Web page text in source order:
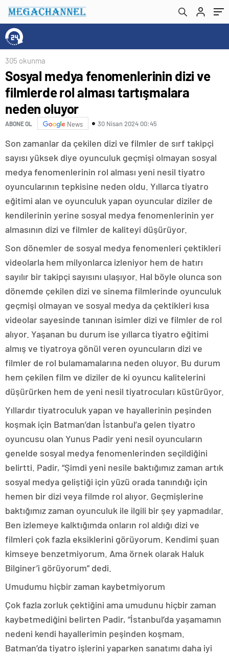
oluyor
305 okunma
Sosyal medya fenomenlerinin dizi ve
filmlerde rol alması tartışmalara
neden oluyor
ABONE OL News 30 Nisan 2024 00:45
Son zamanlar da çekilen dizi ve filmler de sırf takipçi
sayısı yüksek diye oyunculuk geçmişi olmayan sosyal
medya fenomenlerinin rol alması yeni nesil tiyatro
oyuncularının tepkisine neden oldu. Yıllarca tiyatro
eğitimi alan ve oyunculuk yapan oyuncular diziler de
kendilerinin yerine sosyal medya fenomenlerinin yer
almasının dizi ve filmler de kaliteyi düşürüyor.
Son dönemler de sosyal medya fenomenleri çektikleri
videolarla hem milyonlarca izleniyor hem de hatırı
sayılır bir takipçi sayısını ulaşıyor. Hal böyle olunca son
dönemde çekilen dizi ve sinema filmlerinde oyunculuk
geçmişi olmayan ve sosyal medya da çektikleri kısa
videolar sayesinde tanınan isimler dizi ve filmler de rol
alıyor. Yaşanan bu durum ise yıllarca tiyatro eğitimi
almış ve tiyatroya gönül veren oyuncuların dizi ve
filmler de rol bulamamalarına neden oluyor. Bu durum
hem çekilen film ve diziler de ki oyuncu kalitelerini
düşürürken hem de yeni nesil tiyatrocuları küstürüyor.
Yıllardır tiyatroculuk yapan ve hayallerinin peşinden
koşmak için Batman’dan İstanbul’a gelen tiyatro
oyuncusu olan Yunus Padir yeni nesil oyuncuların
genelde sosyal medya fenomenlerinden seçildiğini
belirtti. Padir, “Şimdi yeni nesile baktığımız zaman artık
sosyal medya geliştiği için yüzü orada tanındığı için
hemen bir dizi veya filmde rol alıyor. Geçmişlerine
baktığımız zaman oyunculuk ile ilgili bir şey yapmadılar.
Ben izlemeye kalktığımda onların rol aldığı dizi ve
filmleri çok fazla eksiklerini görüyorum. Kendimi şuan
kimseye benzetmiyorum. Ama örnek olarak Haluk
Bilginer’i görüyorum” dedi.
Umudumu hiçbir zaman kaybetmiyorum
Çok fazla zorluk çektiğini ama umudunu hiçbir zaman
kaybetmediğini belirten Padir, “İstanbul’da yaşamamın
nedeni kendi hayallerimin peşinden koşmam.
Batman’da tiyatro işlerini yaparken sanatımı daha iyi